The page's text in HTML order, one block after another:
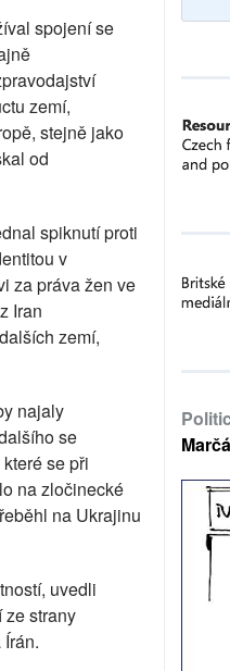
spojení se
zemí,
stejně jako
od
spiknutí proti
v
za práva žen ve
Iran
zemí,
najaly
se
se při
na zločinecké
na Ukrajinu
uvedli
ze strany